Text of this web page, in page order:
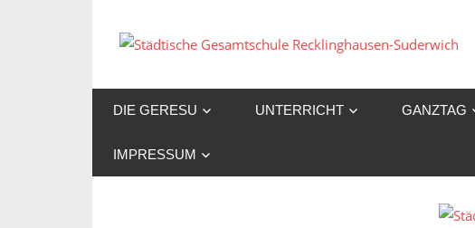
Inhalt
DIE GERESU UNTERRICHT GANZTAG
IMPRESSUM